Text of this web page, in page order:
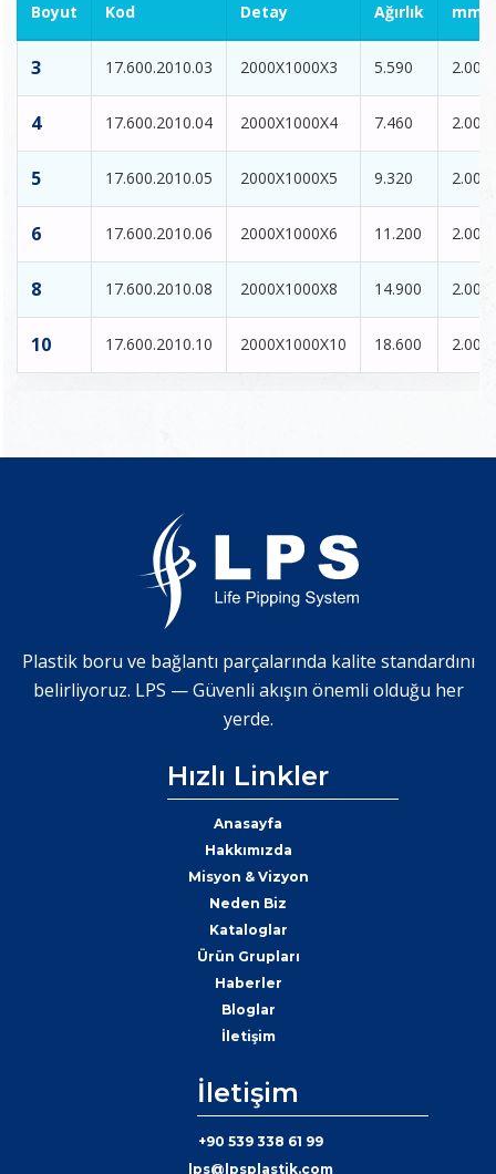
Boyut Kod Detay Ağırlık
mm
3 17.600.2010.03 2000X1000X3 5.590 2.000
4 17.600.2010.04 2000X1000X4 7.460 2.000
5 17.600.2010.05 2000X1000X5 9.320 2.000
6 17.600.2010.06 2000X1000X6 11.200 2.000
8 17.600.2010.08 2000X1000X8 14.900 2.000
10 17.600.2010.10 2000X1000X10 18.600 2.000
Plastik boru ve bağlantı parçalarında kalite standardını
belirliyoruz. LPS — Güvenli akışın önemli olduğu her
yerde.
Hızlı Linkler
Anasayfa
Hakkımızda
Misyon & Vizyon
Neden Biz
Kataloglar
Ürün Grupları
Haberler
Bloglar
İletişim
İletişim
+90 539 338 61 99
lps@lpsplastik.com